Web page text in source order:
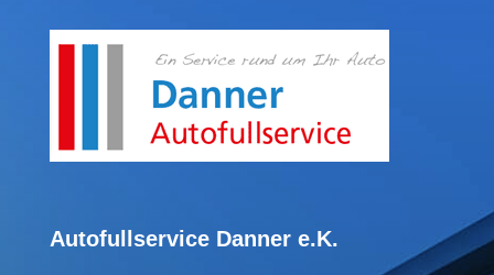
Autofullservice Danner e.K.